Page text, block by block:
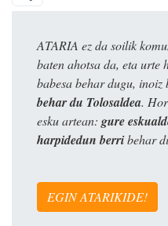
ATARIA ez da soilik
baten ahotsa da, eta urte
babesa behar dugu, inoiz
behar du Tolosaldea.
esku artean: gure
harpidedun berribehar
EGIN ATARIKIDE!